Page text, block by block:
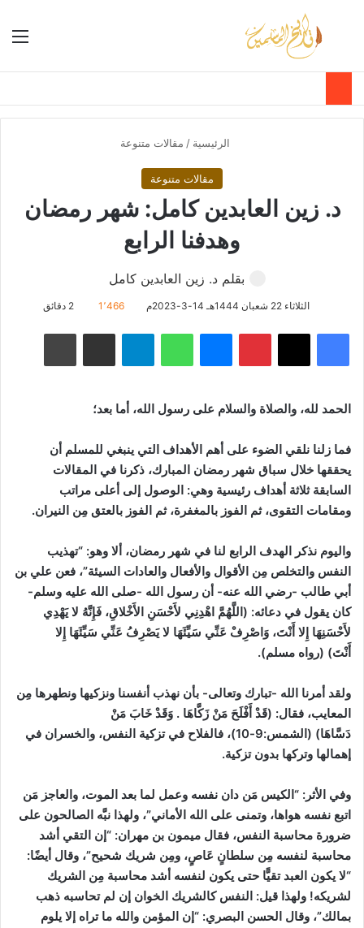
الوضع بحث عن
الرئيسية / مقالات متنوعة
مقالات متنوعة
د. زين العابدين كامل: شهر رمضان
وهدفنا الرابع
بقلم د. زين العابدين كامل
الثلاثاء 22 شعبان 1444هـ 14-3-2023م 1٬466 2 دقائق
فيسبوك ‫X بينتيريستماسنجر واتساب تيلقرام مشاركة عبر البريد طباعة
الحمد لله، والصلاة والسلام على رسول الله، أما بعد؛
فما زلنا نلقي الضوء على أهم الأهداف التي ينبغي للمسلم أن
يحققها خلال سباق شهر رمضان المبارك، ذكرنا في المقالات
السابقة ثلاثة أهداف رئيسية وهي: الوصول إلى أعلى مراتب
ومقامات التقوى، ثم الفوز بالمغفرة، ثم الفوز بالعتق مِن النيران.
واليوم نذكر الهدف الرابع لنا في شهر رمضان، ألا وهو: “تهذيب
النفس والتخلص مِن الأقوال والأفعال والعادات السيئة”، فعن علي بن
أبي طالب -رضي الله عنه- أن رسول الله -صلى الله عليه وسلم-
كان يقول في دعائه: (اللَّهُمَّ اهْدِنِي لأَحْسَنِ الأَخْلاقِ، فَإِنَّهُ لا يَهْدِي
لأَحْسَنِهَا إِلا أَنْتَ، وَاصْرِفْ عَنِّي سَيِّئَهَا لا يَصْرِفُ عَنِّي سَيِّئَهَا إِلا
أَنْتَ) (رواه مسلم).
ولقد أمرنا الله -تبارك وتعالى- بأن نهذب أنفسنا ونزكيها ونطهرها مِن
المعايب، فقال: (قَدْ أَفْلَحَ مَنْ زَكَّاهَا . وَقَدْ خَابَ مَنْ
دَسَّاهَا) (الشمس:9-10)
، فالفلاح في تزكية النفس، والخسران في
إهمالها وتركها بدون تزكية.
وفي الأثر: “الكيس مَن دان نفسه وعمل لما بعد الموت، والعاجز مَن
اتبع نفسه هواها، وتمنى على الله الأماني”، ولهذا نبَّه الصالحون على
ضرورة محاسبة النفس، فقال ميمون بن مهران: “إن التقي أشد
محاسبة لنفسه مِن سلطانٍ عَاصٍ، ومِن شريك شحيح”، وقال أيضًا:
“لا يكون العبد تقيًّا حتى يكون لنفسه أشد محاسبة مِن الشريك
لشريكه! ولهذا قيل: النفس كالشريك الخوان إن لم تحاسبه ذهب
بمالك”، وقال الحسن البصري: “إن المؤمن والله ما تراه إلا يلوم